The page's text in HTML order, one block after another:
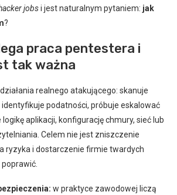
jobsi jest naturalnym pytaniem: jak
?
praca pentestera i
tak ważna
realnego atakującego: skanuje
podatności, próbuje eskalować
aplikacji, konfigurację chmury, sieć lub
Celem nie jest zniszczenie
ryzyka i dostarczenie firmie twardych
w praktyce zawodowej liczą